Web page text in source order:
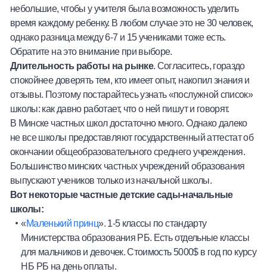
небольшие, чтобы у учителя была возможность уделить
время каждому ребенку. В любом случае это не 30 человек,
однако разница между 6-7 и 15 учениками тоже есть.
Обратите на это внимание при выборе.
Длительность работы на рынке. Согласитесь, гораздо
спокойнее доверять тем, кто имеет опыт, накопил знания и
отзывы. Поэтому постарайтесь узнать «послужной список»
школы: как давно работает, что о ней пишут и говорят.
В Минске частных школ достаточно много. Однако далеко
не все школы предоставляют государственный аттестат об
окончании общеобразовательного среднего учреждения.
Большинство минских частных учреждений образования
выпускают учеников только из начальной школы.
Вот некоторые частные детские сады-начальные
школы:
«Маленький принц». 1-5 классы по стандарту
Министерства образования РБ. Есть отдельные классы
для мальчиков и девочек. Стоимость 5000$ в год по курсу
НБ РБ на день оплаты.